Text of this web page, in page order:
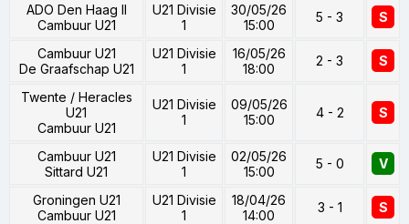
ADO Den Haag II
Cambuur U21
U21 Divisie
1
30/05/26
15:00
5 - 3 S
Cambuur U21
De Graafschap U21
U21 Divisie
1
16/05/26
18:00
2 - 3 S
Twente / Heracles
U21
Cambuur U21
U21 Divisie
1
09/05/26
15:00
4 - 2 S
Cambuur U21
Sittard U21
U21 Divisie
1
02/05/26
15:00
5 - 0 V
Groningen U21
Cambuur U21
U21 Divisie
1
18/04/26
14:00
3 - 1 S